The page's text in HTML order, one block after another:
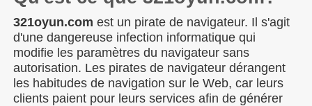
321oyun.com est un pirate de navigateur. Il s'agit
d'une dangereuse infection informatique qui
modifie les paramètres du navigateur sans
autorisation. Les pirates de navigateur dérangent
les habitudes de navigation sur le Web, car leurs
clients paient pour leurs services afin de générer